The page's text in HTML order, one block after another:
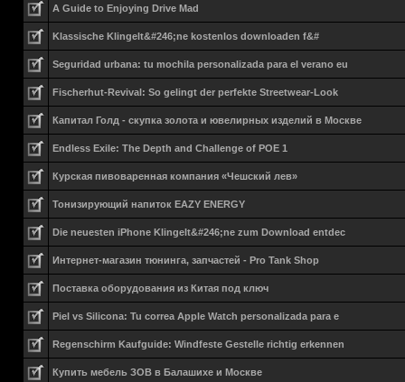
A Guide to Enjoying Drive Mad
Klassische Klingelt&#246;ne kostenlos downloaden f&#
Seguridad urbana: tu mochila personalizada para el verano eu
Fischerhut-Revival: So gelingt der perfekte Streetwear-Look
Капитал Голд - скупка золота и ювелирных изделий в Москве
Endless Exile: The Depth and Challenge of POE 1
Курская пивоваренная компания «Чешский лев»
Тонизирующий напиток EAZY ENERGY
Die neuesten iPhone Klingelt&#246;ne zum Download entdec
Интернет-магазин тюнинга, запчастей - Pro Tank Shop
Поставка оборудования из Китая под ключ
Piel vs Silicona: Tu correa Apple Watch personalizada para e
Regenschirm Kaufguide: Windfeste Gestelle richtig erkennen
Купить мебель ЗОВ в Балашихе и Москве